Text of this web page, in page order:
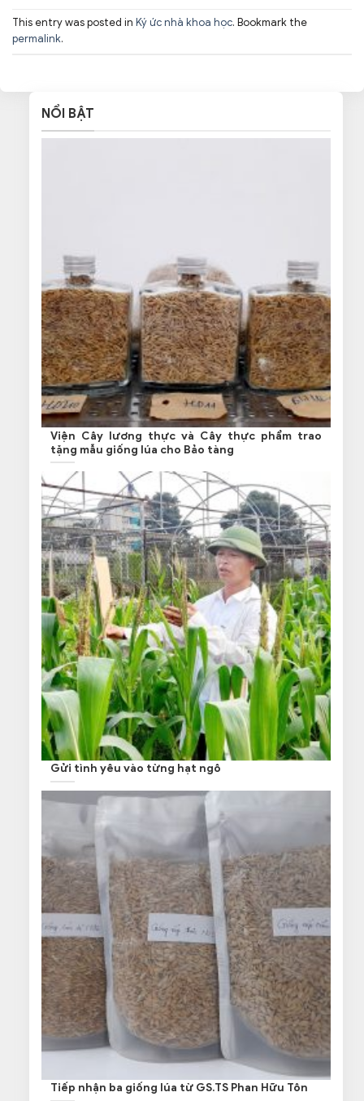
This entry was posted in Ký ức nhà khoa học. Bookmark the
permalink.
NỔI BẬT
Viện Cây lương thực và Cây thực phẩm trao
tặng mẫu giống lúa cho Bảo tàng
Gửi tình yêu vào từng hạt ngô
Tiếp nhận ba giống lúa từ GS.TS Phan Hữu Tôn